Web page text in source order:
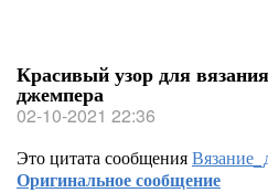
Красивый узор для
джемпера
02-10-2021 22:36
Это цитата сообщения
Оригинальное сообщение